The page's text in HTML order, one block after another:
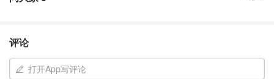
评论
打开App写评论